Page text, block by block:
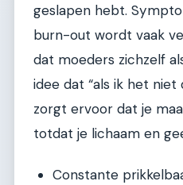
geslapen hebt.
burn-out wordt vaak
dat moeders zichzelf
idee dat “als ik het
zorgt ervoor dat je
totdat je lichaam en
Constante